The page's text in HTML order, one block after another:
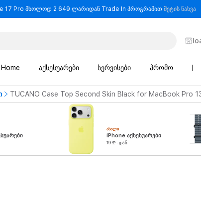
17 Pro მხოლოდ 2 649 ლარიდან Trade In პროგრამით მეტის ნახვა-
აქსესუარები სერვისები პრომო
TUCANO Case Top Second Skin Black for MacBook Pro
ᲐᲮᲐᲚᲘ
iPhone აქსესუარები
19 ₾ -დან